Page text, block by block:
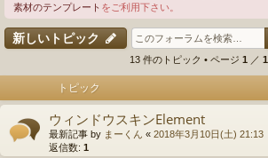
ク
素材のテンプレート をご利用下さい。
新しいトピック
13 件のトピック • ページ 1 ／ 1
トピック
ウィンドウスキンElement
最新記事 by まーくん « 2018年3月10日(土) 21:13
返信数: 1